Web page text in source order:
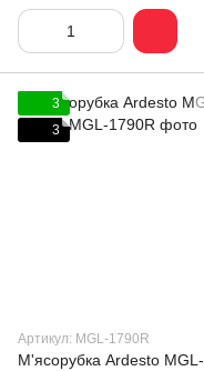
3
3
Артикул: MGL-1790R
М'ясорубка Ardesto MGL-